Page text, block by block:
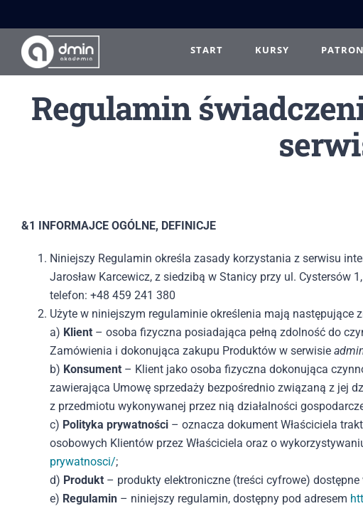
do
zawartości
START KURSY
Regulamin
&1 INFORMAJCE OGÓLNE, DEFINICJE
Niniejszy Regulamin określa zasady korzystania z serwisu
Jarosław Karcewicz, z siedzibą w Stanicy przy ul. Cystersów
telefon: +48 459 241 380
Użyte w niniejszym regulaminie określenia mają następujące
a) Klient – osoba fizyczna posiadająca pełną zdolność do
Zamówienia i dokonująca zakupu Produktów w serwisie
b) Konsument – Klient jako osoba fizyczna dokonująca
zawierająca Umowę sprzedaży bezpośrednio związaną z jej
z przedmiotu wykonywanej przez nią działalności
c) Polityka prywatności – oznacza dokument Właściciela
osobowych Klientów przez Właściciela oraz o
prywatnosci/;
d) Produkt – produkty elektroniczne (treści cyfrowe) dostępne
e) Regulamin – niniejszy regulamin, dostępny pod adresem